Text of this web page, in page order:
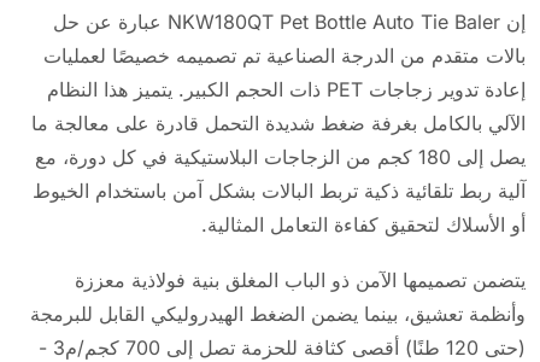
إن NKW180QT Pet Bottle Auto Tie Baler عبارة عن حل
بالات متقدم من الدرجة الصناعية تم تصميمه خصيصًا لعمليات
إعادة تدوير زجاجات PET ذات الحجم الكبير. يتميز هذا النظام
الآلي بالكامل بغرفة ضغط شديدة التحمل قادرة على معالجة ما
يصل إلى 180 كجم من الزجاجات البلاستيكية في كل دورة، مع
آلية ربط تلقائية ذكية تربط البالات بشكل آمن باستخدام الخيوط
أو الأسلاك لتحقيق كفاءة التعامل المثالية.
يتضمن تصميمها الآمن ذو الباب المغلق بنية فولاذية معززة
وأنظمة تعشيق، بينما يضمن الضغط الهيدروليكي القابل للبرمجة
(حتى 120 طنًا) أقصى كثافة للحزمة تصل إلى 700 كجم/م3 -